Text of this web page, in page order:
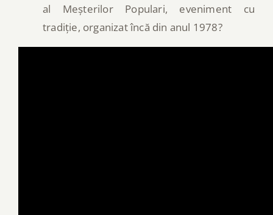
al Meșterilor Populari, eveniment cu
tradiție, organizat încă din anul 1978?